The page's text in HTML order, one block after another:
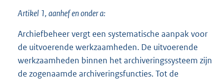
Artikel 1, aanhef en onder a:
Archiefbeheer vergt een systematische aanpak voor
de uitvoerende werkzaamheden. De uitvoerende
werkzaamheden binnen het archiveringssysteem zijn
de zogenaamde archiveringsfuncties. Tot de